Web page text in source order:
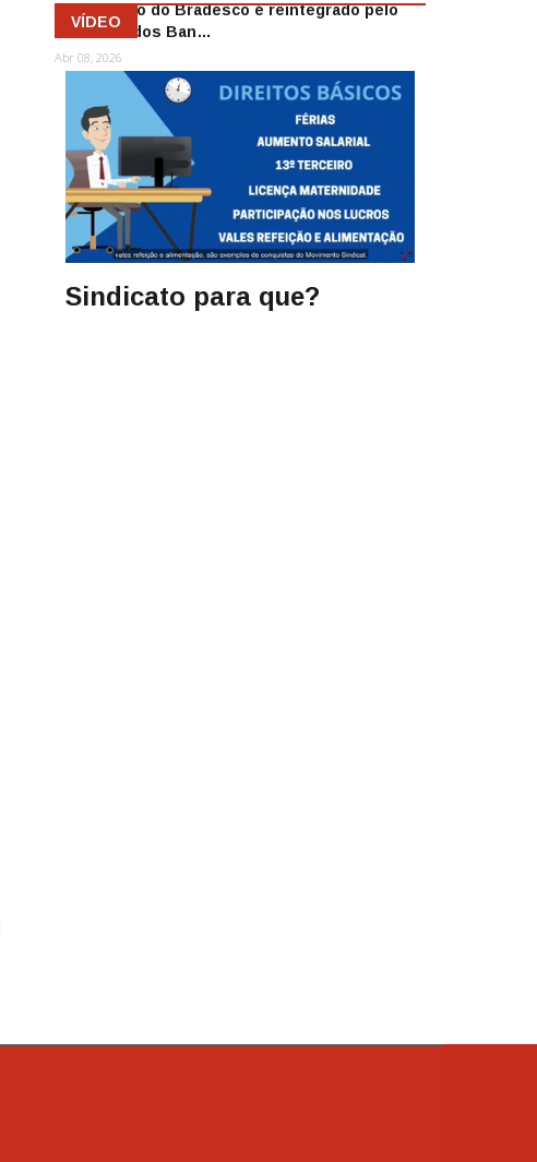
Funcionário do Bradesco é reintegrado pelo
Sindicato dos Ban…
Abr 08, 2026
VÍDEO
Sindicato para que?